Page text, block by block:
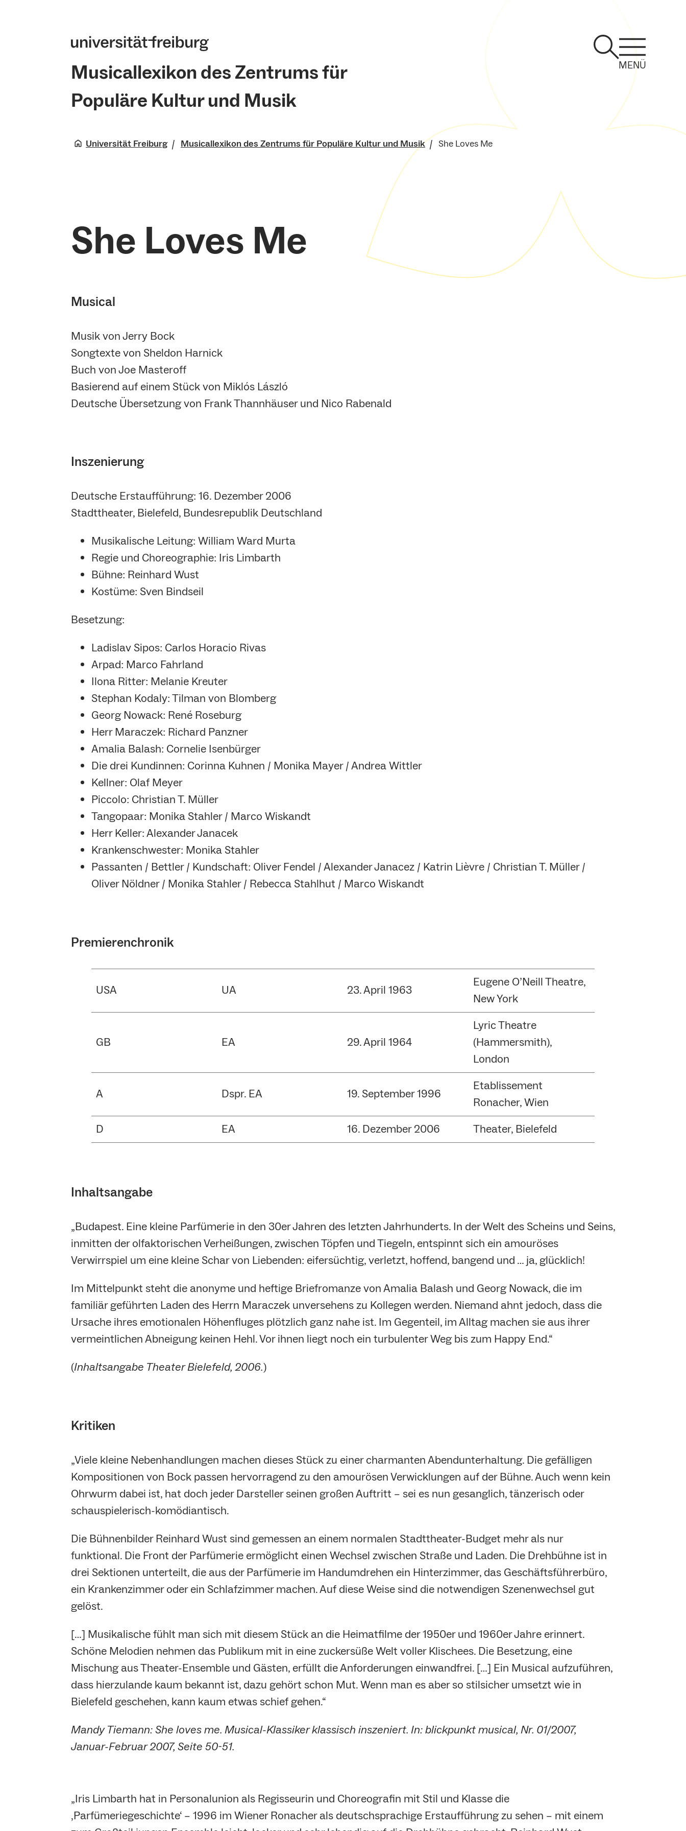
Musicallexikon des Zentrums für
Populäre Kultur und Musik
MENÜ
Universität Freiburg Musicallexikon des Zentrums für Populäre Kultur und Musik She Loves Me
She Loves Me
Musical
Musik von Jerry Bock
Songtexte von Sheldon Harnick
Buch von Joe Masteroff
Basierend auf einem Stück von Miklós László
Deutsche Übersetzung von Frank Thannhäuser und Nico Rabenald
Inszenierung
Deutsche Erstaufführung: 16. Dezember 2006
Stadttheater, Bielefeld, Bundesrepublik Deutschland
Musikalische Leitung: William Ward Murta
Regie und Choreographie: Iris Limbarth
Bühne: Reinhard Wust
Kostüme: Sven Bindseil
Besetzung:
Ladislav Sipos: Carlos Horacio Rivas
Arpad: Marco Fahrland
Ilona Ritter: Melanie Kreuter
Stephan Kodaly: Tilman von Blomberg
Georg Nowack: René Roseburg
Herr Maraczek: Richard Panzner
Amalia Balash: Cornelie Isenbürger
Die drei Kundinnen: Corinna Kuhnen / Monika Mayer / Andrea Wittler
Kellner: Olaf Meyer
Piccolo: Christian T. Müller
Tangopaar: Monika Stahler / Marco Wiskandt
Herr Keller: Alexander Janacek
Krankenschwester: Monika Stahler
Passanten / Bettler / Kundschaft: Oliver Fendel / Alexander Janacez / Katrin Lièvre / Christian T. Müller /
Oliver Nöldner / Monika Stahler / Rebecca Stahlhut / Marco Wiskandt
Premierenchronik
USA UA 23. April 1963
Eugene O’Neill Theatre,
New York
GB EA 29. April 1964
Lyric Theatre
(Hammersmith),
London
A Dspr. EA 19. September 1996
Etablissement
Ronacher, Wien
D
EA 16. Dezember 2006 Theater, Bielefeld
Inhaltsangabe
„Budapest. Eine kleine Parfümerie in den 30er Jahren des letzten Jahrhunderts. In der Welt des Scheins und Seins,
inmitten der olfaktorischen Verheißungen, zwischen Töpfen und Tiegeln, entspinnt sich ein amouröses
Verwirrspiel um eine kleine Schar von Liebenden: eifersüchtig, verletzt, hoffend, bangend und … ja, glücklich!
Im Mittelpunkt steht die anonyme und heftige Briefromanze von Amalia Balash und Georg Nowack, die im
familiär geführten Laden des Herrn Maraczek unversehens zu Kollegen werden. Niemand ahnt jedoch, dass die
Ursache ihres emotionalen Höhenfluges plötzlich ganz nahe ist. Im Gegenteil, im Alltag machen sie aus ihrer
vermeintlichen Abneigung keinen Hehl. Vor ihnen liegt noch ein turbulenter Weg bis zum Happy End.“
(Inhaltsangabe Theater Bielefeld, 2006.)
Kritiken
„Viele kleine Nebenhandlungen machen dieses Stück zu einer charmanten Abendunterhaltung. Die gefälligen
Kompositionen von Bock passen hervorragend zu den amourösen Verwicklungen auf der Bühne. Auch wenn kein
Ohrwurm dabei ist, hat doch jeder Darsteller seinen großen Auftritt – sei es nun gesanglich, tänzerisch oder
schauspielerisch-komödiantisch.
Die Bühnenbilder Reinhard Wust sind gemessen an einem normalen Stadttheater-Budget mehr als nur
funktional. Die Front der Parfümerie ermöglicht einen Wechsel zwischen Straße und Laden. Die Drehbühne ist in
drei Sektionen unterteilt, die aus der Parfümerie im Handumdrehen ein Hinterzimmer, das Geschäftsführerbüro,
ein Krankenzimmer oder ein Schlafzimmer machen. Auf diese Weise sind die notwendigen Szenenwechsel gut
gelöst.
[…] Musikalische fühlt man sich mit diesem Stück an die Heimatfilme der 1950er und 1960er Jahre erinnert.
Schöne Melodien nehmen das Publikum mit in eine zuckersüße Welt voller Klischees. Die Besetzung, eine
Mischung aus Theater-Ensemble und Gästen, erfüllt die Anforderungen einwandfrei. […] Ein Musical aufzuführen,
dass hierzulande kaum bekannt ist, dazu gehört schon Mut. Wenn man es aber so stilsicher umsetzt wie in
Bielefeld geschehen, kann kaum etwas schief gehen.“
Mandy Tiemann: She loves me. Musical-Klassiker klassisch inszeniert. In: blickpunkt musical, Nr. 01/2007,
Januar-Februar 2007, Seite 50-51.
„Iris Limbarth hat in Personalunion als Regisseurin und Choreografin mit Stil und Klasse die
‚Parfümeriegeschichte‘ – 1996 im Wiener Ronacher als deutschsprachige Erstaufführung zu sehen – mit einem